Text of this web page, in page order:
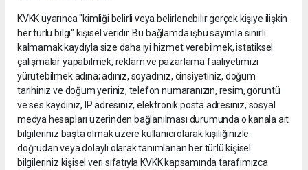
KVKK uyarınca "kimliği belirli veya belirlenebilir gerçek kişiye ilişkin
her türlü bilgi" kişisel veridir. Bu bağlamda işbu sayımla sınırlı
kalmamak kaydıyla size daha iyi hizmet verebilmek, istatiksel
çalışmalar yapabilmek, reklam ve pazarlama faaliyetimizi
yürütebilmek adına; adınız, soyadınız, cinsiyetiniz, doğum
tarihiniz ve doğum yeriniz, telefon numaranızın, resim, görüntü
ve ses kaydınız, IP adresiniz, elektronik posta adresiniz, sosyal
medya hesapları üzerinden bağlanılması durumunda o kanala ait
bilgileriniz başta olmak üzere kullanıcı olarak kişiliğinizle
doğrudan veya dolaylı olarak tanımlanan her türlü kişisel
bilgileriniz kişisel veri sıfatıyla KVKK kapsamında tarafımızca